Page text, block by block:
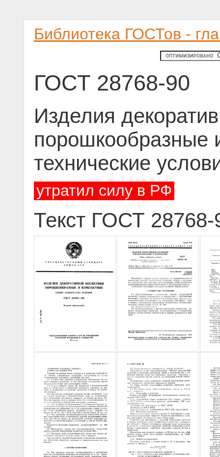
Библиотека ГОСТов -
ГОСТ 28768-90
Изделия
технические
утратил силу в РФ
Текст ГОСТ 28768-